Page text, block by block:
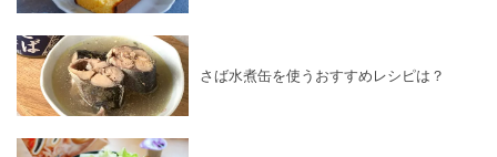
さば水煮缶を使うおすすめレシピは？